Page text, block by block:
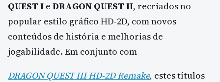
QUEST I e DRAGON QUEST II, recriados no
popular estilo gráfico HD-2D, com novos
conteúdos de história e melhorias de
jogabilidade. Em conjunto com
DRAGON QUEST III HD-2D Remake, estes títulos